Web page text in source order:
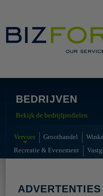
BEDRIJVEN
Bekijk de bedrijfprofielen
Vervoer Groothandel
Recreatie & Evenement